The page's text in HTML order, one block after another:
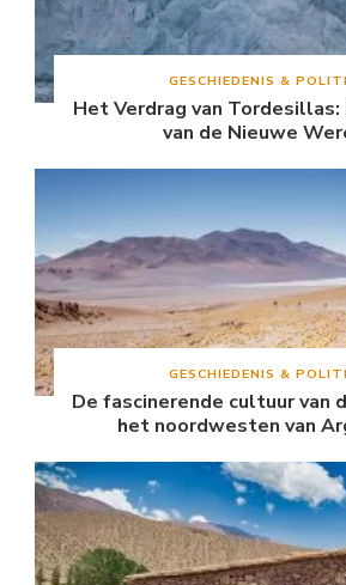
GESCHIEDENIS &
Het Verdrag van
van de Nieuwe
GESCHIEDENIS &
De fascinerende cultuur van
het noordwesten van